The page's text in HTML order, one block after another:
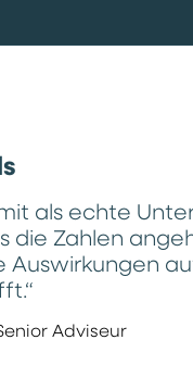
als echte
die Zahlen
Auswirkungen
Adviseur